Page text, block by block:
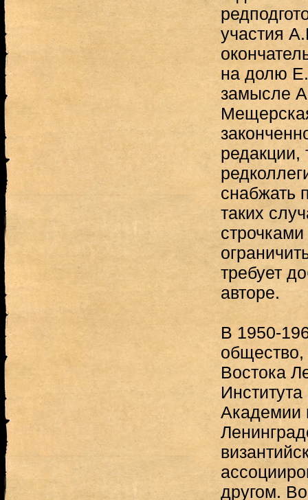
участия
на долю
замысле
редакции,
снабжать
таких
требует
авторе.
В 1950-
общество,
Востока
Академии
другом.